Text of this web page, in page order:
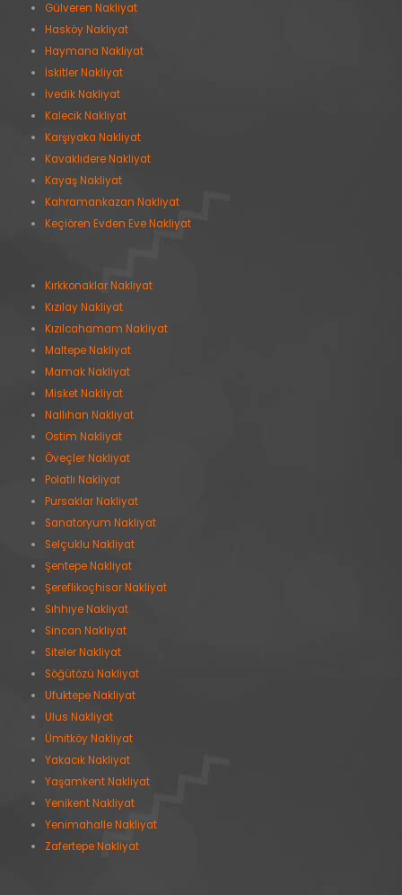
Gülveren Nakliyat
Hasköy Nakliyat
Haymana Nakliyat
İskitler Nakliyat
İvedik Nakliyat
Kalecik Nakliyat
Karşıyaka Nakliyat
Kavaklıdere Nakliyat
Kayaş Nakliyat
Kahramankazan Nakliyat
Keçiören Evden Eve Nakliyat
Kırkkonaklar Nakliyat
Kızılay Nakliyat
Kızılcahamam Nakliyat
Maltepe Nakliyat
Mamak Nakliyat
Misket Nakliyat
Nallıhan Nakliyat
Ostim Nakliyat
Öveçler Nakliyat
Polatlı Nakliyat
Pursaklar Nakliyat
Sanatoryum Nakliyat
Selçuklu Nakliyat
Şentepe Nakliyat
Şereflikoçhisar Nakliyat
Sıhhıye Nakliyat
Sincan Nakliyat
Siteler Nakliyat
Söğütözü Nakliyat
Ufuktepe Nakliyat
Ulus Nakliyat
Ümitköy Nakliyat
Yakacık Nakliyat
Yaşamkent Nakliyat
Yenikent Nakliyat
Yenimahalle Nakliyat
Zafertepe Nakliyat